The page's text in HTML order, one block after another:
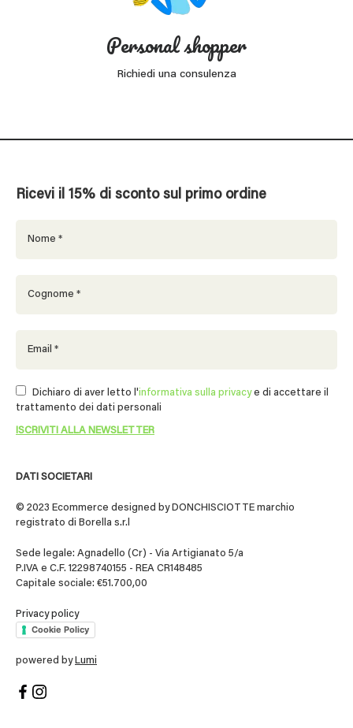
Personal shopper
Richiedi una consulenza
DATI SOCIETARI
© 2023 Ecommerce designed by DONCHISCIOTTE marchio
registrato di Borella s.r.l
Sede legale: Agnadello (Cr) - Via Artigianato 5/a
P.IVA e C.F. 12298740155 - REA CR148485
Capitale sociale: €51.700,00
Privacy policy
Cookie Policy
powered by Lumi
Ricevi il 15% di sconto sul primo ordine
Dichiaro di aver letto l'informativa sulla privacye di accettare il
trattamento dei dati personali